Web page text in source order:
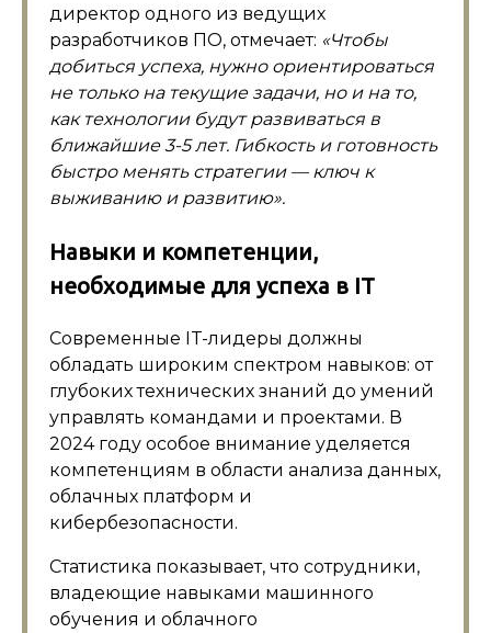
директор одного из ведущих
разработчиков ПО, отмечает: «Чтобы
добиться успеха, нужно ориентироваться
не только на текущие задачи, но и на то,
как технологии будут развиваться в
ближайшие 3-5 лет. Гибкость и готовность
быстро менять стратегии — ключ к
выживанию и развитию».
Навыки и компетенции,
необходимые для успеха в IT
Современные IT-лидеры должны
обладать широким спектром навыков: от
глубоких технических знаний до умений
управлять командами и проектами. В
2024 году особое внимание уделяется
компетенциям в области анализа данных,
облачных платформ и
кибербезопасности.
Статистика показывает, что сотрудники,
владеющие навыками машинного
обучения и облачного